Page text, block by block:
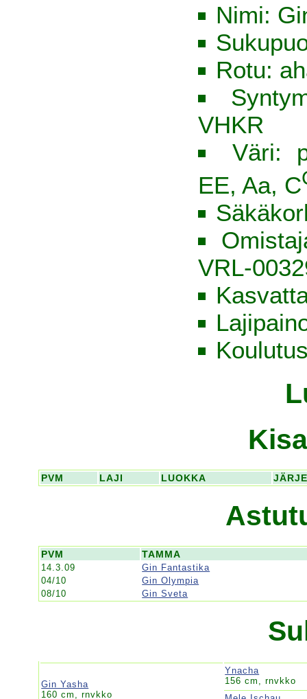
Nimi:
Rotu:
VHKR
Väri:
EE, Aa, C
VRL-
PVM LAJI LUOKKA
PVM TAMMA
14.3.09
Gin Fantastika
04/10
Gin Olympia
08/10
Gin Sveta
Gin Yasha
160 cm, rnvkko
Ynacha
156 cm, rnvkko